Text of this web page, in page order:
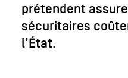
prétendent
sécuritaires
l’État.